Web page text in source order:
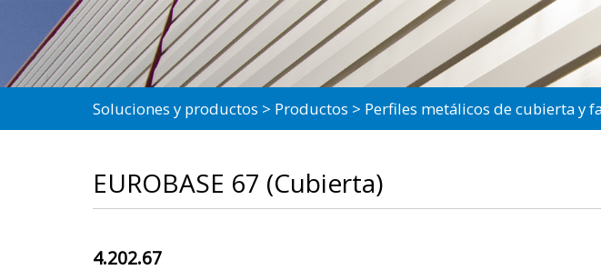
Soluciones y productos Productos Perfiles metálicos de cubierta y
EUROBASE 67 (Cubierta)
4.202.67